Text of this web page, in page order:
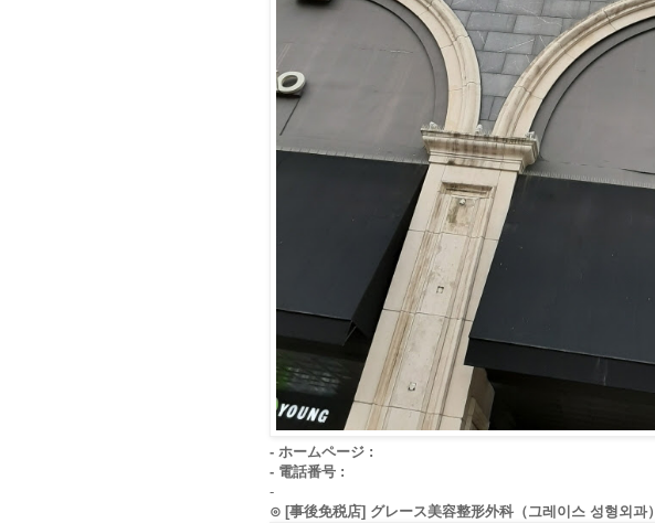
- ホームページ :
- 電話番号 :
-
⊙ [事後免税店] グレース美容整形外科（그레이스 성형외과）